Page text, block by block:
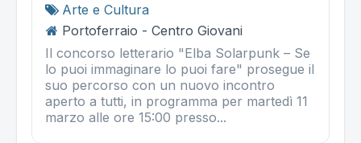
Arte e Cultura
Portoferraio - Centro Giovani
Il concorso letterario "Elba Solarpunk – Se
lo puoi immaginare lo puoi fare" prosegue il
suo percorso con un nuovo incontro
aperto a tutti, in programma per martedì 11
marzo alle ore 15:00 presso...